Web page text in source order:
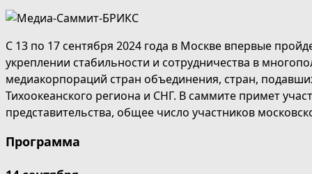
С 13 по 17 сентября 2024 года в Москве впервые
укреплении стабильности и сотрудничества в
медиакорпораций стран объединения, стран,
Тихоокеанского региона и СНГ. В саммите примет
представительства, общее число участников
Программа